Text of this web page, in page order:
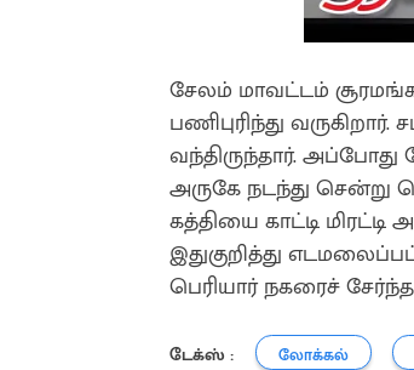
சேலம் மாவட்டம்
பணிபுரிந்து
வந்திருந்தார். அப்போது
அருகே நடந்து சென்று
கத்தியை காட்டி
இதுகுறித்து
பெரியார் நகரைச்
டேக்ஸ் : லோக்கல்